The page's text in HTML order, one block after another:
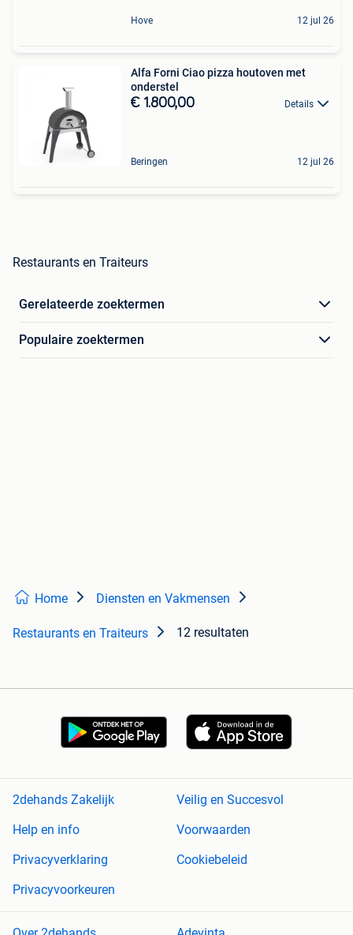
Hove 12 jul 26
Alfa Forni Ciao pizza houtoven met
onderstel
€ 1.800,00 Details
Beringen 12 jul 26
Restaurants en Traiteurs
Gerelateerde zoektermen
Populaire zoektermen
Home Diensten en Vakmensen
Restaurants en Traiteurs 12 resultaten
2dehands Zakelijk
Veilig en Succesvol
Help en info
Voorwaarden
Privacyverklaring
Cookiebeleid
Privacyvoorkeuren